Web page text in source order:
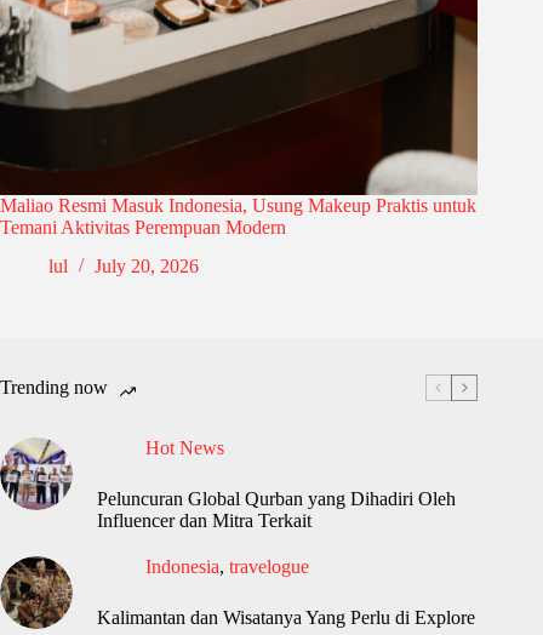
Maliao Resmi Masuk Indonesia, Usung Makeup Praktis untuk
Temani Aktivitas Perempuan Modern
lul
July 20, 2026
Trending now
Hot News
Peluncuran Global Qurban yang Dihadiri Oleh
Influencer dan Mitra Terkait
Indonesia, travelogue
Kalimantan dan Wisatanya Yang Perlu di Explore